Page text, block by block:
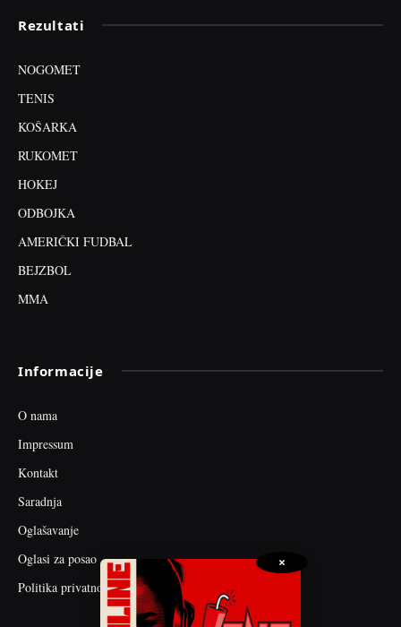
Rezultati
NOGOMET
TENIS
KOŠARKA
RUKOMET
HOKEJ
ODBOJKA
AMERIČKI FUDBAL
BEJZBOL
MMA
Informacije
O nama
Impressum
Kontakt
Saradnja
Oglašavanje
Oglasi za posao
Politika privatnosti
×